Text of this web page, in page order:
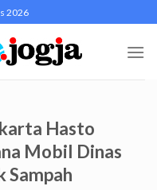
2026
Hasto
Mobil Dinas
Sampah